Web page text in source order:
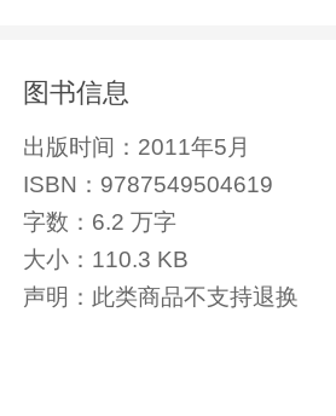
图书信息
出版时间： 2011年5月
ISBN： 9787549504619
字数： 6.2 万字
大小： 110.3 KB
声明： 此类商品不支持退换